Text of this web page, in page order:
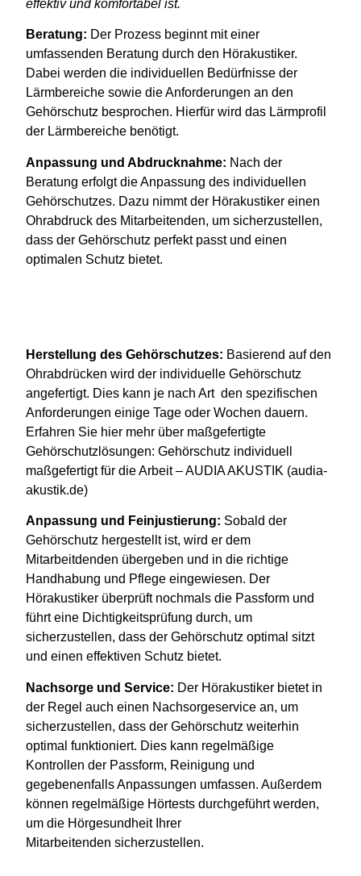
effektiv und komfortabel ist.
Beratung: Der Prozess beginnt mit einer
umfassenden Beratung durch den Hörakustiker.
Dabei werden die individuellen Bedürfnisse der
Lärmbereiche sowie die Anforderungen an den
Gehörschutz besprochen. Hierfür wird das Lärmprofil
der Lärmbereiche benötigt.
Anpassung undAbdrucknahme: Nach der
Beratung erfolgt die Anpassung des individuellen
Gehörschutzes. Dazu nimmt der Hörakustiker einen
Ohrabdruck des Mitarbeitenden, um sicherzustellen,
dass der Gehörschutz perfekt passt und einen
optimalen Schutz bietet.
Herstellung desGehörschutzes: Basierend auf den
Ohrabdrücken wird der individuelle Gehörschutz
angefertigt. Dies kann je nach Art den spezifischen
Anforderungen einige Tage oder Wochen dauern.
Erfahren Sie hier mehr über maßgefertigte
Gehörschutzlösungen:Gehörschutz individuell
maßgefertigt für die Arbeit – AUDIA AKUSTIK (audia-
akustik.de)
Anpassung und Feinjustierung: Sobald der
Gehörschutz hergestellt ist, wird er dem
Mitarbeitdenden übergeben und in die richtige
Handhabung und Pflege eingewiesen. Der
Hörakustiker überprüft nochmals die Passform und
führt eine Dichtigkeitsprüfung durch, um
sicherzustellen, dass der Gehörschutz optimal sitzt
und einen effektiven Schutz bietet.
Nachsorge und Service: Der Hörakustiker bietet in
der Regel auch einen Nachsorgeservice an, um
sicherzustellen, dass der Gehörschutz weiterhin
optimal funktioniert. Dies kann regelmäßige
Kontrollen der Passform, Reinigung und
gegebenenfalls Anpassungen umfassen. Außerdem
können regelmäßige Hörtests durchgeführt werden,
um die Hörgesundheit Ihrer
Mitarbeitenden sicherzustellen.